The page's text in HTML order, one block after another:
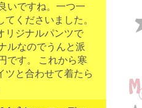
いですね。一つ一
くださいました。
リジナルパンツで
ルなのでうんと派
です。 これから寒
ツと合わせて着たら